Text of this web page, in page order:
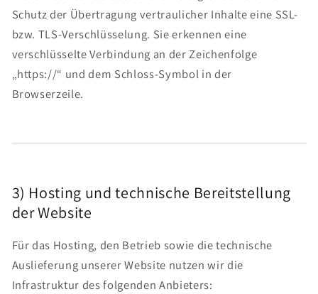
Schutz der Übertragung vertraulicher Inhalte eine SSL-
bzw. TLS-Verschlüsselung. Sie erkennen eine
verschlüsselte Verbindung an der Zeichenfolge
„https://“ und dem Schloss-Symbol in der
Browserzeile.
3) Hosting und technische Bereitstellung
der Website
Für das Hosting, den Betrieb sowie die technische
Auslieferung unserer Website nutzen wir die
Infrastruktur des folgenden Anbieters: